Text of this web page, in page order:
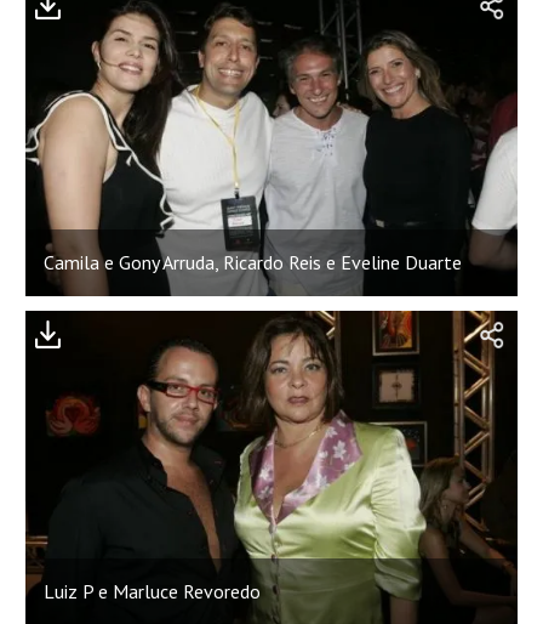
Camila e Gony Arruda, Ricardo Reis e Eveline Duarte
Luiz P e Marluce Revoredo